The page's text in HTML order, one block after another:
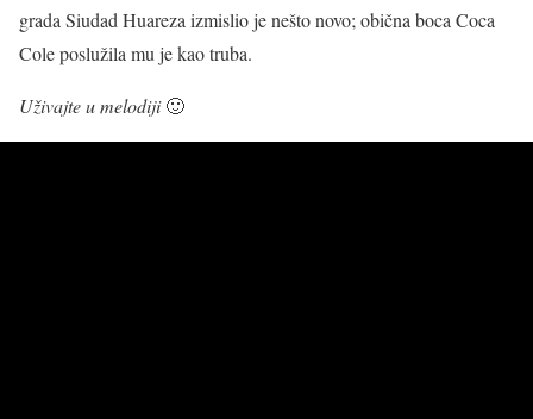
grada Siudad Huareza izmislio je nešto novo; obična boca Coca
Cole poslužila mu je kao truba.
Uživajte u melodiji🙂